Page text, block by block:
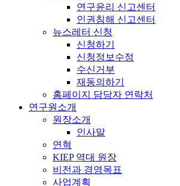
연구윤리 신고센터
인권침해 신고센터
뉴스레터 신청
신청하기
신청정보수정
수신거부
재동의하기
홈페이지 담당자 연락처
연구원소개
원장소개
인사말
연혁
KIEP 역대 원장
비전과 경영목표
사업계획